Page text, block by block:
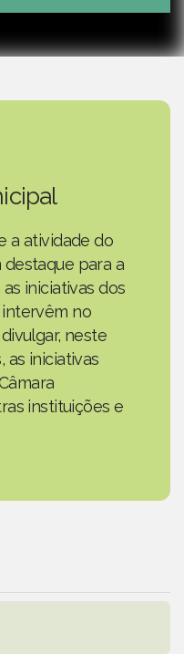
Mute
a atividade do
destaque para a
iniciativas dos
no
neste
as iniciativas
instituições e